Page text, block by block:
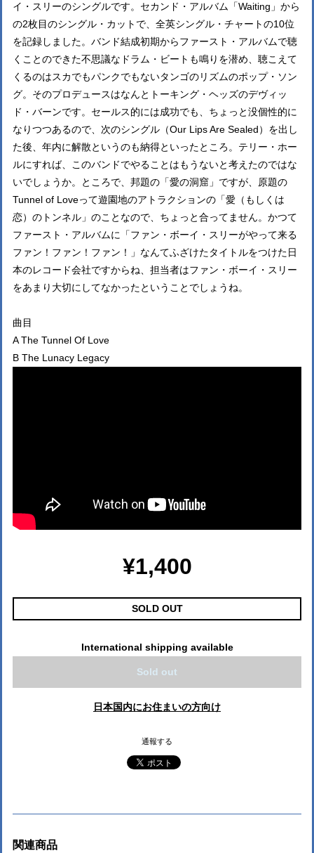
イ・スリーのシングルです。セカンド・アルバム「Waiting」から
の2枚目のシングル・カットで、全英シングル・チャートの10位
を記録しました。バンド結成初期からファースト・アルバムで聴
くことのできた不思議なドラム・ビートも鳴りを潜め、聴こえて
くるのはスカでもパンクでもないタンゴのリズムのポップ・ソン
グ。そのプロデュースはなんとトーキング・ヘッズのデヴィッ
ド・バーンです。セールス的には成功でも、ちょっと没個性的に
なりつつあるので、次のシングル（Our Lips Are Sealed）を出し
た後、年内に解散というのも納得といったところ。テリー・ホー
ルにすれば、このバンドでやることはもうないと考えたのではな
いでしょうか。ところで、邦題の「愛の洞窟」ですが、原題の
Tunnel of Loveって遊園地のアトラクションの「愛（もしくは
恋）のトンネル」のことなので、ちょっと合ってません。かつて
ファースト・アルバムに「ファン・ボーイ・スリーがやって来る
ファン！ファン！ファン！」なんてふざけたタイトルをつけた日
本のレコード会社ですからね、担当者はファン・ボーイ・スリー
をあまり大切にしてなかったということでしょうね。
曲目
A The Tunnel Of Love
B The Lunacy Legacy
¥1,400
SOLD OUT
International shipping available
Sold out
日本国内にお住まいの方向け
通報する
関連商品